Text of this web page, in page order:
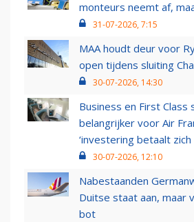
monteurs neemt af,
31-07-2026, 7:15
MAA houdt deur voor
open tijdens sluiting
30-07-2026, 14:30
Business en First Class
belangrijker voor Air
‘investering betaalt zich
30-07-2026, 12:10
Nabestaanden
Duitse staat aan, maar
bot